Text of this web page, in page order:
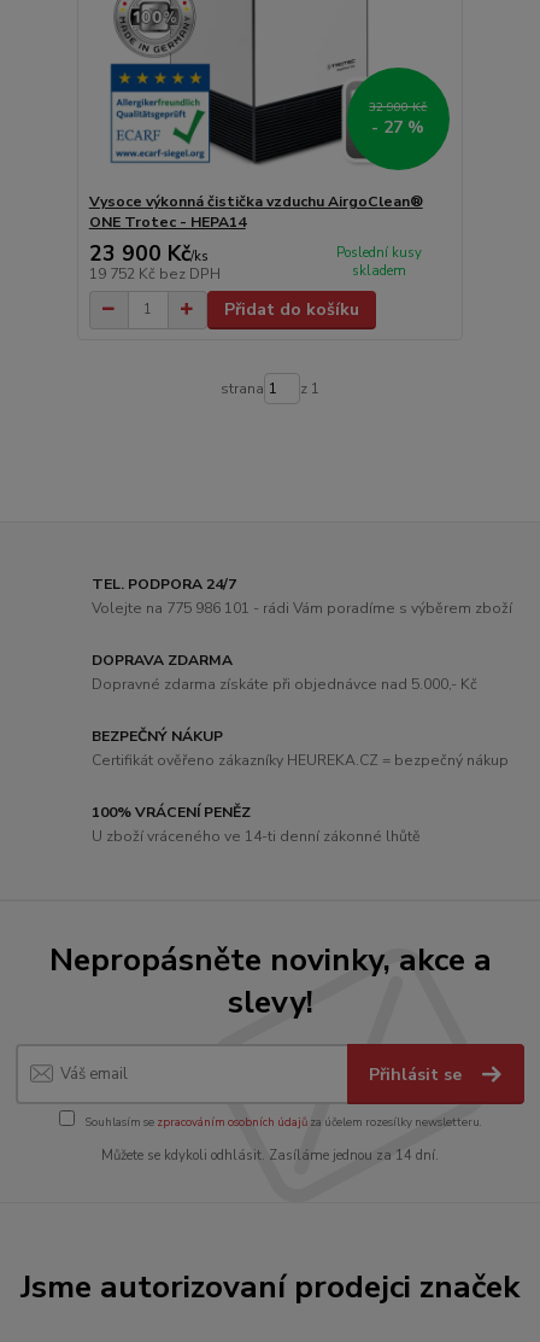
32 900 Kč
- 27 %
Vysoce výkonná čistička vzduchu AirgoClean®
ONE Trotec - HEPA14
23 900 Kč/ks
19 752 Kč bez DPH
Poslední kusy
skladem
Přidat do košíku
strana z 1
TEL. PODPORA 24/7
Volejte na 775 986 101 - rádi Vám poradíme s výběrem zboží
DOPRAVA ZDARMA
Dopravné zdarma získáte při objednávce nad 5.000,- Kč
BEZPEČNÝ NÁKUP
Certifikát ověřeno zákazníky HEUREKA.CZ = bezpečný nákup
100% VRÁCENÍ PENĚZ
U zboží vráceného ve 14-ti denní zákonné lhůtě
Nepropásněte novinky, akce a
slevy!
Přihlásit se
Souhlasím se zpracováním osobních údajůza účelem rozesílky newsletteru.
Můžete se kdykoli odhlásit. Zasíláme jednou za 14 dní.
Jsme autorizovaní prodejci značek